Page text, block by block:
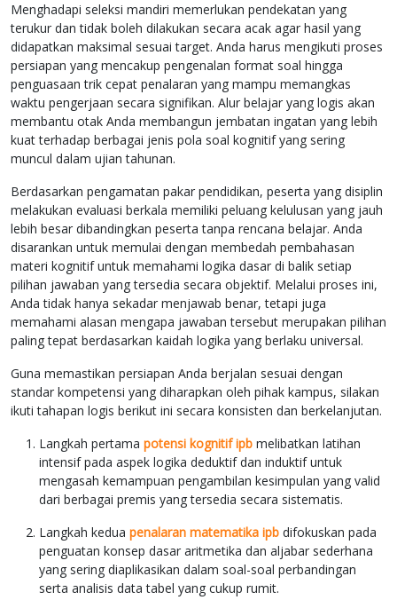
Menghadapi seleksi mandiri memerlukan pendekatan yang
terukur dan tidak boleh dilakukan secara acak agar hasil yang
didapatkan maksimal sesuai target. Anda harus mengikuti proses
persiapan yang mencakup pengenalan format soal hingga
penguasaan trik cepat penalaran yang mampu memangkas
waktu pengerjaan secara signifikan. Alur belajar yang logis akan
membantu otak Anda membangun jembatan ingatan yang lebih
kuat terhadap berbagai jenis pola soal kognitif yang sering
muncul dalam ujian tahunan.
Berdasarkan pengamatan pakar pendidikan, peserta yang disiplin
melakukan evaluasi berkala memiliki peluang kelulusan yang jauh
lebih besar dibandingkan peserta tanpa rencana belajar. Anda
disarankan untuk memulai dengan membedah pembahasan
materi kognitif untuk memahami logika dasar di balik setiap
pilihan jawaban yang tersedia secara objektif. Melalui proses ini,
Anda tidak hanya sekadar menjawab benar, tetapi juga
memahami alasan mengapa jawaban tersebut merupakan pilihan
paling tepat berdasarkan kaidah logika yang berlaku universal.
Guna memastikan persiapan Anda berjalan sesuai dengan
standar kompetensi yang diharapkan oleh pihak kampus, silakan
ikuti tahapan logis berikut ini secara konsisten dan berkelanjutan.
Langkah pertama potensi kognitif ipb melibatkan latihan
intensif pada aspek logika deduktif dan induktif untuk
mengasah kemampuan pengambilan kesimpulan yang valid
dari berbagai premis yang tersedia secara sistematis.
Langkah kedua penalaran matematika ipb difokuskan pada
penguatan konsep dasar aritmetika dan aljabar sederhana
yang sering diaplikasikan dalam soal-soal perbandingan
serta analisis data tabel yang cukup rumit.